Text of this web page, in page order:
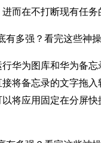
而在不打断现有任务
行华为图库和华为备
将备忘录的文字拖
将应用固定在分屏